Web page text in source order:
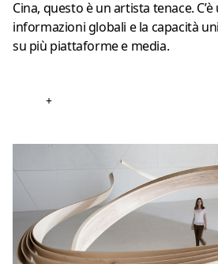
Cina, questo è un artista tenace.
informazioni globali e la capacità
su più piattaforme e media.
+